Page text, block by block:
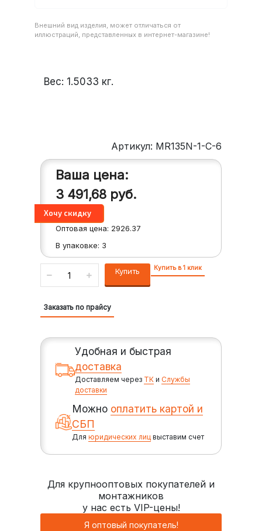
Внешний вид изделия, может отличаться от
иллюстраций, представленных в интернет-магазине!
Вес: 1.5033 кг.
Артикул: MR135N-1-C-6
Ваша цена:
3 491,68 руб.
Оптовая цена: 2926.37
В упаковке: 3
Купить Купить в 1 клик
Заказать по прайсу
Удобная и быстрая
доставка
Доставляем через ТК иСлужбы
доставки
Можно оплатить картой и
СБП
Дляюридических лиц выставим счет
Для крупнооптовых покупателей и
монтажников
у нас есть VIP-цены!
Я оптовый покупатель!